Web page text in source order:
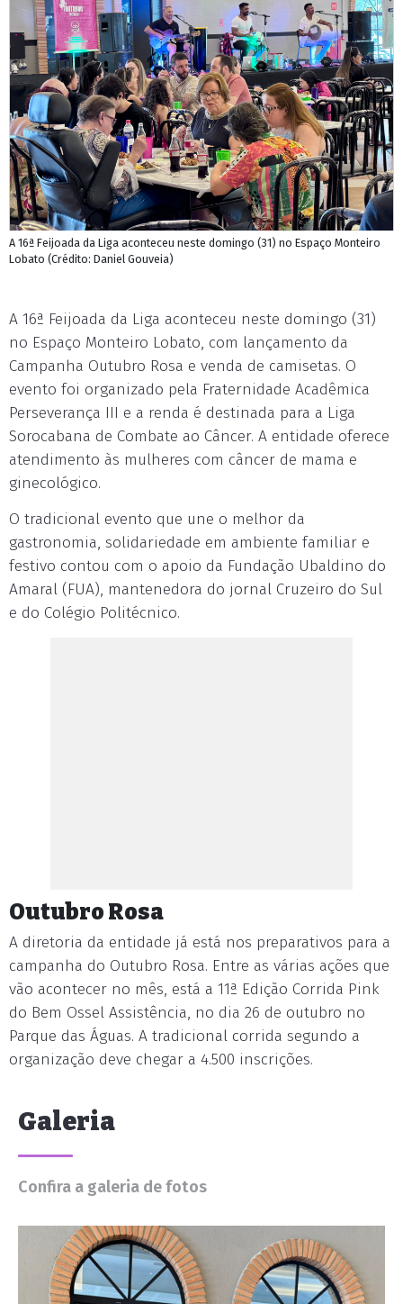
A 16ª Feijoada da Liga aconteceu neste domingo (31) no Espaço Monteiro
Lobato (Crédito: Daniel Gouveia)
A 16ª Feijoada da Liga aconteceu neste domingo (31)
no Espaço Monteiro Lobato, com lançamento da
Campanha Outubro Rosa e venda de camisetas. O
evento foi organizado pela Fraternidade Acadêmica
Perseverança III e a renda é destinada para a Liga
Sorocabana de Combate ao Câncer. A entidade oferece
atendimento às mulheres com câncer de mama e
ginecológico.
O tradicional evento que une o melhor da
gastronomia, solidariedade em ambiente familiar e
festivo contou com o apoio da Fundação Ubaldino do
Amaral (FUA), mantenedora do jornal Cruzeiro do Sul
e do Colégio Politécnico.
Outubro Rosa
A diretoria da entidade já está nos preparativos para a
campanha do Outubro Rosa. Entre as várias ações que
vão acontecer no mês, está a 11ª Edição Corrida Pink
do Bem Ossel Assistência, no dia 26 de outubro no
Parque das Águas. A tradicional corrida segundo a
organização deve chegar a 4.500 inscrições.
Galeria
Confira a galeria de fotos